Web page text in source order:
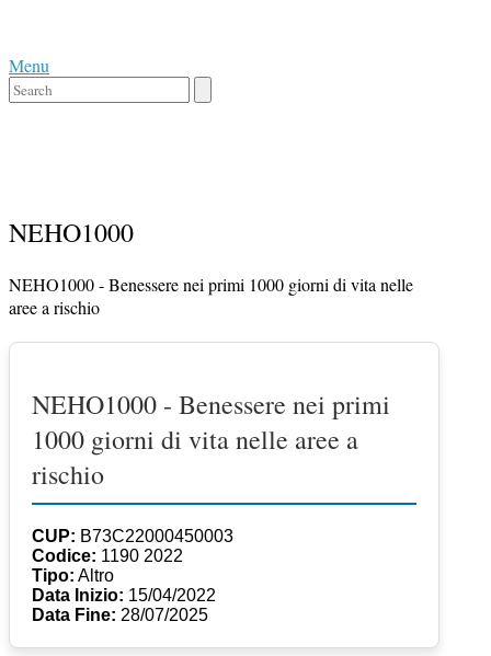
content
Menu
NEHO1000
NEHO1000 - Benessere nei primi 1000 giorni di vita nelle
aree a rischio
NEHO1000 - Benessere nei primi
1000 giorni di vita nelle aree a
rischio
CUP: B73C22000450003
Codice: 1190 2022
Tipo: Altro
Data Inizio: 15/04/2022
Data Fine: 28/07/2025